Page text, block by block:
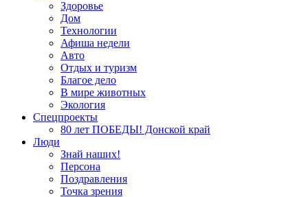
Здоровье
Дом
Технологии
Афиша недели
Авто
Отдых и туризм
Благое дело
В мире животных
Экология
Спецпроекты
80 лет ПОБЕДЫ! Донской край
Люди
Знай наших!
Персона
Поздравления
Точка зрения